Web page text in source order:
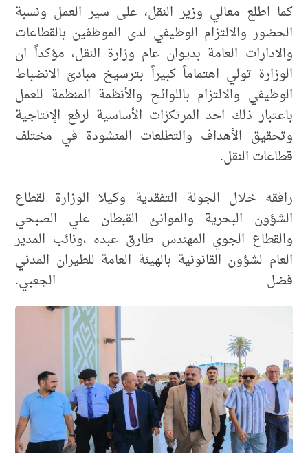
كما اطلع معالي وزير النقل، على سير العمل ونسبة
الحضور والالتزام الوظيفي لدى الموظفين بالقطاعات
والادارات العامة بديوان عام وزارة النقل، مؤكداً ان
الوزارة تولي اهتماماً كبيراً بترسيخ مبادئ الانضباط
الوظيفي والالتزام باللوائح والأنظمة المنظمة للعمل
باعتبار ذلك احد المرتكزات الأساسية لرفع الإنتاجية
وتحقيق الأهداف والتطلعات المنشودة في مختلف
قطاعات النقل.
رافقه خلال الجولة التفقدية وكيلا الوزارة لقطاع
الشؤون البحرية والموانئ القبطان علي الصبحي
والقطاع الجوي المهندس طارق عبده ،ونائب المدير
العام لشؤون القانونية بالهيئة العامة للطيران المدني
فضل الجعبي.